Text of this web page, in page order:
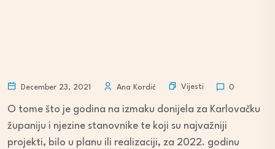
December 23, 2021 Ana Kordić Vijesti 0
O tome što je godina na izmaku donijela za Karlovačku
županiju i njezine stanovnike te koji su najvažniji
projekti, bilo u planu ili realizaciji, za 2022. godinu